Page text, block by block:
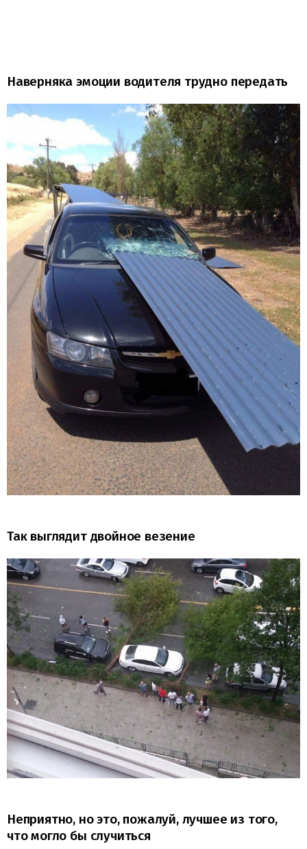
Наверняка эмоции водителя трудно передать
Так выглядит двойное везение
Неприятно, но это, пожалуй, лучшее из того,
что могло бы случиться